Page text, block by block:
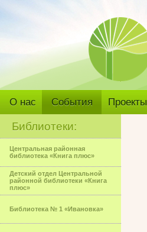
О нас События Проекты
Библиотеки:
Центральная районная
библиотека «Книга плюс»
Детский отдел Центральной
районной библиотеки «Книга
плюс»
Библиотека № 1 «Ивановка»